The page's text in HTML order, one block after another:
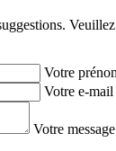
Votre
Votre e-
Votre message